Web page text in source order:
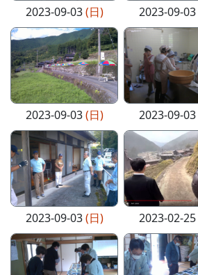
2023-09-03(日) 2023-09-03
2023-09-03(日) 2023-09-03
2023-09-03(日) 2023-02-25